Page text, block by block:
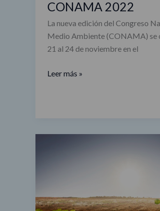
CONAMA 2022
La nueva edición del Congreso
Medio Ambiente (CONAMA) se
21 al 24 de noviembre en el
Leer más »
contenidos